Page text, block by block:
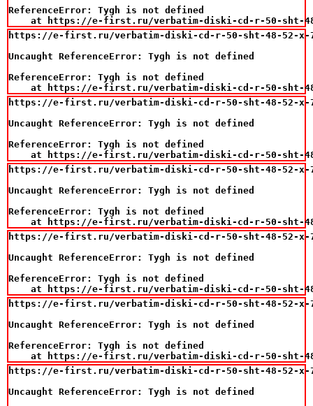
ReferenceError: Tygh is not defined
at https://e-first.ru/verbatim-diski-cd-r-50-sht-
https://e-first.ru/verbatim-diski-cd-r-50-sht-48-52-x-
Uncaught ReferenceError: Tygh is not defined
ReferenceError: Tygh is not defined
at https://e-first.ru/verbatim-diski-cd-r-50-sht-
https://e-first.ru/verbatim-diski-cd-r-50-sht-48-52-x-
Uncaught ReferenceError: Tygh is not defined
ReferenceError: Tygh is not defined
at https://e-first.ru/verbatim-diski-cd-r-50-sht-
https://e-first.ru/verbatim-diski-cd-r-50-sht-48-52-x-
Uncaught ReferenceError: Tygh is not defined
ReferenceError: Tygh is not defined
at https://e-first.ru/verbatim-diski-cd-r-50-sht-
https://e-first.ru/verbatim-diski-cd-r-50-sht-48-52-x-
Uncaught ReferenceError: Tygh is not defined
ReferenceError: Tygh is not defined
at https://e-first.ru/verbatim-diski-cd-r-50-sht-
https://e-first.ru/verbatim-diski-cd-r-50-sht-48-52-x-
Uncaught ReferenceError: Tygh is not defined
ReferenceError: Tygh is not defined
at https://e-first.ru/verbatim-diski-cd-r-50-sht-
https://e-first.ru/verbatim-diski-cd-r-50-sht-48-52-x-
Uncaught ReferenceError: Tygh is not defined